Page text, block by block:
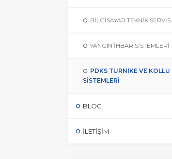
BILGISAYAR TEKNIK SERVIS
YANGIN İHBAR SISTEMLERI
PDKS TURNIKE VE KOLLU
SISTEMLERI
BLOG
İLETIŞIM